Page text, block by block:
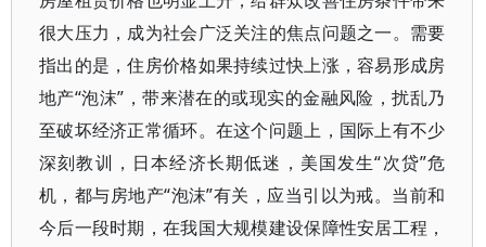
很大压力，成为社会广泛关注的焦点问题之一。需要
指出的是，住房价格如果持续过快上涨，容易形成房
地产“泡沫”，带来潜在的或现实的金融风险，扰乱乃
至破坏经济正常循环。在这个问题上，国际上有不少
深刻教训，日本经济长期低迷，美国发生“次贷”危
机，都与房地产“泡沫”有关，应当引以为戒。当前和
今后一段时期，在我国大规模建设保障性安居工程，